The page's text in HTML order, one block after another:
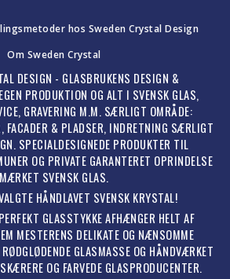
Om Sweden Crystal
DESIGN - GLASBRUKENS DESIGN &
PRODUKTION OG ALT I SVENSK GLAS,
GRAVERING M.M. SÆRLIGT OMRÅDE:
FACADER & PLADSER, INDRETNING SÆRLIGT
SPECIALDESIGNEDE PRODUKTER TIL
OG PRIVATE GARANTERET OPRINDELSE
MÆRKET SVENSK GLAS.
HÅNDLAVET SVENSK KRYSTAL!
GLASSTYKKE AFHÆNGER HELT AF
MESTERENS DELIKATE OG NÆNSOMME
RØDGLØDENDE GLASMASSE OG HÅNDVÆRKET
OG FARVEDE GLASPRODUCENTER.